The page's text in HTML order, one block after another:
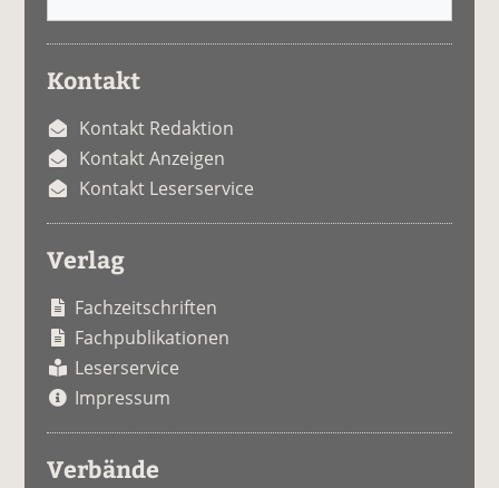
Kontakt
Kontakt Redaktion
Kontakt Anzeigen
Kontakt Leserservice
Verlag
Fachzeitschriften
Fachpublikationen
Leserservice
Impressum
Verbände